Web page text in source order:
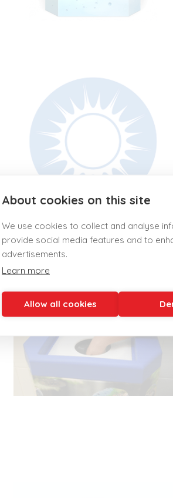
About cookies on this site
We use cookies to collect and analyse
provide social media features and to
advertisements.
Learn more
Allow all cookies